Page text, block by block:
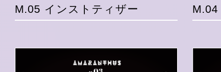
M.05 インストティザー